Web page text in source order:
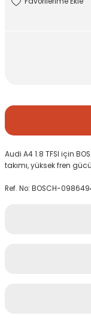
Audi A4 1.8 TFSI için
takımı, yüksek fren
Ref. No: BOSCH-